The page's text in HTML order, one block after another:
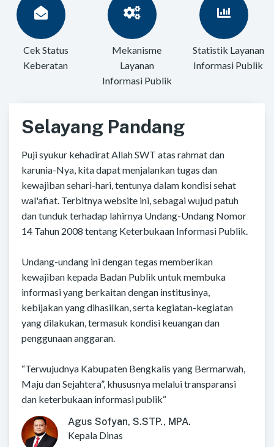
Cek Status
Keberatan
Mekanisme
Layanan
Informasi Publik
Statistik Layanan
Informasi Publik
Selayang Pandang
Puji syukur kehadirat Allah SWT atas rahmat dan
karunia-Nya, kita dapat menjalankan tugas dan
kewajiban sehari-hari, tentunya dalam kondisi sehat
wal'afiat. Terbitnya website ini, sebagai wujud patuh
dan tunduk terhadap lahirnya Undang-Undang Nomor
14 Tahun 2008 tentang Keterbukaan Informasi Publik.
Undang-undang ini dengan tegas memberikan
kewajiban kepada Badan Publik untuk membuka
informasi yang berkaitan dengan institusinya,
kebijakan yang dihasilkan, serta kegiatan-kegiatan
yang dilakukan, termasuk kondisi keuangan dan
penggunaan anggaran.
“Terwujudnya Kabupaten Bengkalis yang Bermarwah,
Maju dan Sejahtera”, khususnya melalui transparansi
dan keterbukaan informasi publik“
Agus Sofyan, S.STP., MPA.
Kepala Dinas